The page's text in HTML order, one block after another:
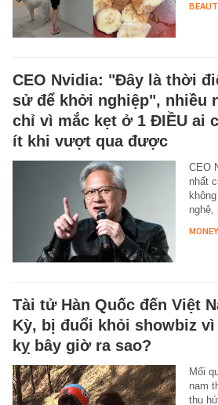
CEO Nvidia: "Đây là thời
sử để khởi nghiệp", nhiều
chỉ vì mắc kẹt ở 1 ĐIỀU ai
ít khi vượt qua được
CEO
nhất
Tài tử Hàn Quốc đến Việt
Kỳ, bị đuổi khỏi showbiz
kỵ bây giờ ra sao?
Mối
nam
thu